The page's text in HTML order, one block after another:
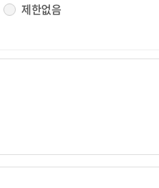
제한없음